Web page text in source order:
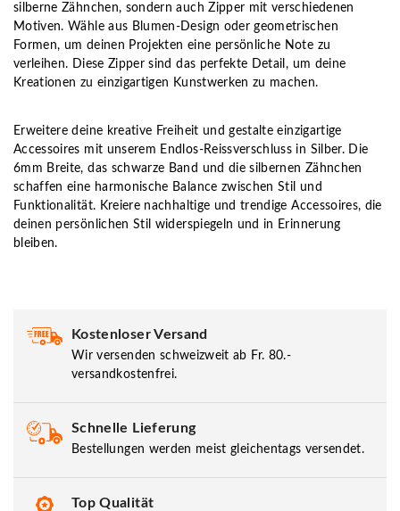
silberne Zähnchen, sondern auch Zipper mit verschiedenen
Motiven. Wähle aus Blumen-Design oder geometrischen
Formen, um deinen Projekten eine persönliche Note zu
verleihen. Diese Zipper sind das perfekte Detail, um deine
Kreationen zu einzigartigen Kunstwerken zu machen.
Erweitere deine kreative Freiheit und gestalte einzigartige
Accessoires mit unserem Endlos-Reissverschluss in Silber. Die
6mm Breite, das schwarze Band und die silbernen Zähnchen
schaffen eine harmonische Balance zwischen Stil und
Funktionalität. Kreiere nachhaltige und trendige Accessoires, die
deinen persönlichen Stil widerspiegeln und in Erinnerung
bleiben.
Kostenloser Versand
Wir versenden schweizweit ab Fr. 80.-
versandkostenfrei.
Schnelle Lieferung
Bestellungen werden meist gleichentags versendet.
Top Qualität